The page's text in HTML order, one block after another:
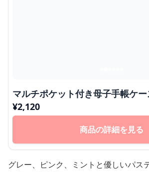
マルチポケット付き母子手帳ケー
¥2,120
商品の詳細を見る
グレー、ピンク、ミントと優しいパス